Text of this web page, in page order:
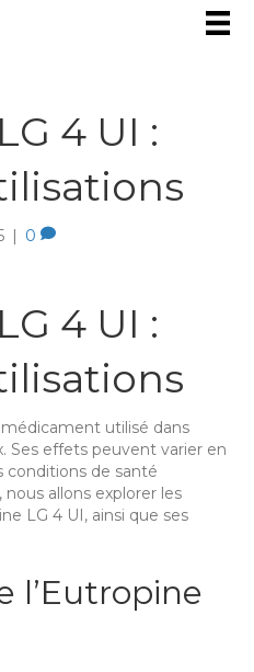
4 UI :
| 0
4 UI :
utilisé dans
Ses effets peuvent varier en
conditions de santé
allons explorer les
LG 4 UI, ainsi que ses
l’Eutropine